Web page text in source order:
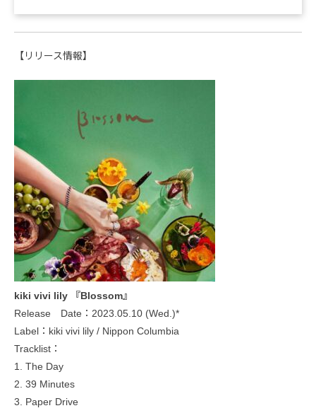
【リリース情報】
kiki vivi lily 『Blossom』
Release Date：2023.05.10 (Wed.)*
Label：kiki vivi lily / Nippon Columbia
Tracklist：
1. The Day
2. 39 Minutes
3. Paper Drive